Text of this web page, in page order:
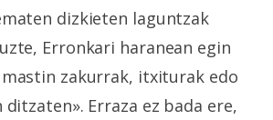
dizkieten laguntzak
Erronkari haranean egin
zakurrak, itxiturak edo
Erraza ez bada ere,